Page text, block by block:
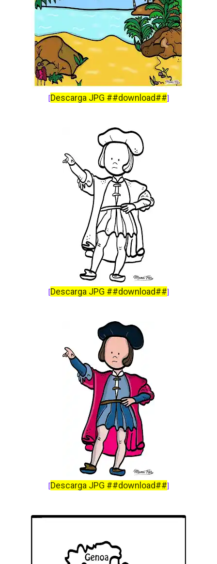
[Descarga JPG ##download##]
[Descarga JPG ##download##]
[Descarga JPG ##download##]